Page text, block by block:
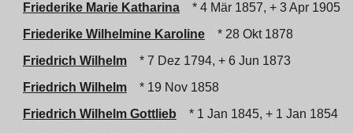
Friederike Marie Katharina
* 4 Mär 1857, + 3 Apr 1905
Friederike Wilhelmine Karoline
* 28 Okt 1878
Friedrich Wilhelm
* 7 Dez 1794, + 6 Jun 1873
Friedrich Wilhelm
* 19 Nov 1858
Friedrich Wilhelm Gottlieb
* 1 Jan 1845, + 1 Jan 1854